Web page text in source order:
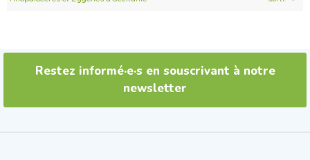
Restez informé·e·s en souscrivant à notre
newsletter